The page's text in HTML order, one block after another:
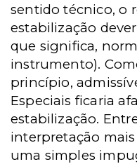
sentido técnico, o
estabilização
que significa,
instrumento).
princípio,
Especiais ficaria
estabilização.
interpretação
uma simples